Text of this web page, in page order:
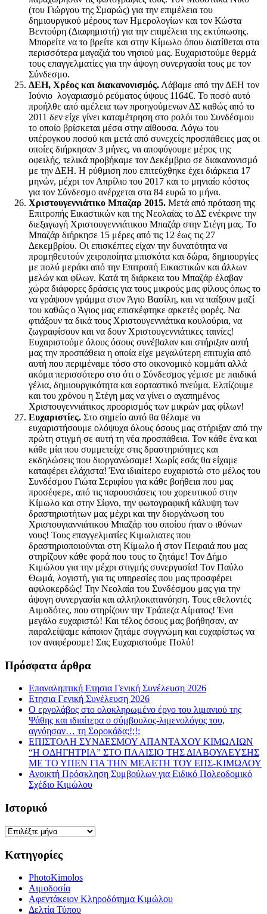
(του Γιώργου της Σμαρώς) για την επιμέλεια του
δημιουργικού μέρους των Ημερολογίων και τον Κώστα
Βεντούρη (Διαφημιστή) για την επιμέλεια της εκτύπωσης.
Μπορείτε να το βρείτε και στην Κίμωλο όπου διατίθεται στα
περισσότερα μαγαζιά του νησιού μας. Ευχαριστούμε θερμά
τους επαγγελματίες για την άψογη συνεργασία τους με τον
Σύνδεσμο.
ΔΕΗ, Χρέος και διακανονισμός. Λάβαμε από την ΔΕΗ τον
Ιούνιο λογαριασμό ρεύματος ύψους 1164€. Το ποσό αυτό
προήλθε από αμέλεια των προηγούμενων ΔΣ καθώς από το
2011 δεν είχε γίνει καταμέτρηση στο ρολόι του Συνδέσμου
το οποίο βρίσκεται μέσα στην αίθουσα. Λόγω του
υπέρογκου ποσού και μετά από συνεχείς προσπάθειες μας οι
οποίες διήρκησαν 3 μήνες, να αποφύγουμε μέρος της
οφειλής, τελικά προβήκαμε τον Δεκέμβριο σε διακανονισμό
με την ΔΕΗ. Η ρύθμιση που επιτεύχθηκε έχει διάρκεια 17
μηνών, μέχρι τον Απρίλιο του 2017 και το μηνιαίο κόστος
για τον Σύνδεσμο ανέρχεται στα 84 ευρώ το μήνα.
Χριστουγεννιάτικο Μπαζαρ 2015. Μετά από πρόταση της
Επιτροπής Εικαστικών και της Νεολαίας το ΔΣ ενέκρινε την
διεξαγωγή Χριστουγεννιάτικου Μπαζάρ στην Στέγη μας. Το
Μπαζάρ διήρκησε 15 μέρες από τις 12 έως τις 27
Δεκεμβρίου. Οι επισκέπτες είχαν την δυνατότητα να
προμηθευτούν χειροποίητα μπισκότα και δώρα, δημιουργίες
με πολύ μεράκι από την Επιτροπή Εικαστικών και άλλων
μελών και φίλων. Κατά τη διάρκεια του Μπαζάρ έλαβαν
χώρα διάφορες δράσεις για τους μικρούς μας φίλους όπως το
να γράψουν γράμμα στον Άγιο Βασίλη, και να παίξουν μαζί
του καθώς ο Άγιος μας επισκέφτηκε αρκετές φορές. Να
φτιάξουν τα δικά τους Χριστουγεννιάτικα κουλούρια, να
ζωγραφίσουν και να δουν Χριστουγεννιάτικες ταινίες!
Ευχαριστούμε όλους όσους συνέβαλαν και στήριξαν αυτή
μας την προσπάθεια η οποία είχε μεγαλύτερη επιτυχία από
αυτή που περιμέναμε τόσο στο οικονομικό κομμάτι αλλά
ακόμα περισσότερο στο ότι ο Σύνδεσμος γέμισε με παιδικά
γέλια, δημιουργικότητα και εορταστικό πνεύμα. Ελπίζουμε
και του χρόνου η Στέγη μας να γίνει ο αγαπημένος
Χριστουγεννιάτικος προορισμός των μικρών μας φίλων!
Ευχαριστίες. Στο σημείο αυτό θα θέλαμε να
ευχαριστήσουμε ολόψυχα όλους όσους μας στήριξαν από την
πρώτη στιγμή σε αυτή τη νέα προσπάθεια. Τον κάθε ένα και
κάθε μία που συμμετείχε στις δραστηριότητες και
εκδηλώσεις που διοργανώσαμε! Χωρίς εσάς θα είχαμε
καταφέρει ελάχιστα! Ένα ιδιαίτερο ευχαριστώ στο μέλος του
Συνδέσμου Γιώτα Σεριφίου για κάθε βοήθεια που μας
προσέφερε, από τις παρουσιάσεις του χορευτικού στην
Κίμωλο και στην Σίφνο, την φωτογραφική κάλυψη των
δραστηριοτήτων μας μέχρι και την διοργάνωση του
Χριστουγιαννιάτικου Μπαζάρ του οποίου ήταν ο ιθύνων
νους! Τους επαγγελματίες Κιμωλιατες που
δραστηριοποιούνται στη Κίμωλο ή στον Πειραιά που μας
στηρίζουν κάθε φορά που τους το ζητάμε! Τον Δήμο
Κιμώλου για την μέχρι στιγμής συνεργασία! Τον Παύλο
Θωμά, λογιστή, για τις υπηρεσίες που μας προσφέρει
αφιλοκερδώς! Την Νεολαία του Συνδέσμου μας για την
άψογη συνεργασία και αλληλοκατανόηση. Τους εθελοντές
Αιμοδότες, που στηρίζουν την Τράπεζα Αίματος! Ένα
μεγάλο ευχαριστώ! Και τέλος όσους μας βοήθησαν, αν
παραλείψαμε κάποιον ζητάμε συγγνώμη και ευχαρίστως να
τον αναφέρουμε! Σας Ευχαριστούμε Πολύ!
Πρόσφατα άρθρα
Επαναληπτική Ετησια Γενική Συνέλευση 2026
Ετησια Γενική Συνέλευση 2026
Ο εργολάβος στο ολοκληρωμένο έργο του λιμανιού της
Ψάθης και ιδιαίτερα ο σύμβουλος-λιμενολόγος του,
αγνόησαν… τη Σοροκάδα;!;!;
ΕΠΙΣΤΟΛΗ ΣΥΝΔΕΣΜΟΥ ΑΠΑΝΤΑΧΟΥ ΚΙΜΩΛΙΩΝ
“Η ΟΔΗΓΗΤΡΙΑ” ΣΤΟ ΠΛΑΙΣΙΟ ΤΗΣ ΔΙΑΒΟΥΛΕΥΣΗΣ
ΜΕ ΤΟ ΥΠΕΝ ΓΙΑ ΤΗΝ ΜΕΛΕΤΗ ΤΟΥ ΕΠΣ-ΚΙΜΩΛΟΥ
Ανοικτή Πρόσκληση Συμβούλων για Ειδικό Πολεοδομικό
Σχέδιο Κιμώλου
Ιστορικό
Ιστορικό
Κατηγορίες
PhotoKimolos
Αιμοδοσία
Αφεντάκειον Κληροδότημα Κιμώλου
Δελτία Τύπου